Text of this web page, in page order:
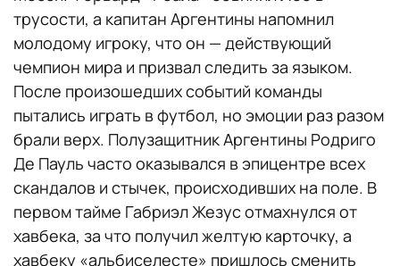
трусости, а капитан Аргентины напомнил
молодому игроку, что он — действующий
чемпион мира и призвал следить за языком.
После произошедших событий команды
пытались играть в футбол, но эмоции раз разом
брали верх. Полузащитник Аргентины Родриго
Де Пауль часто оказывался в эпицентре всех
скандалов и стычек, происходивших на поле. В
первом тайме Габриэл Жезус отмахнулся от
хавбека, за что получил желтую карточку, а
хавбеку «альбиселесте» пришлось сменить